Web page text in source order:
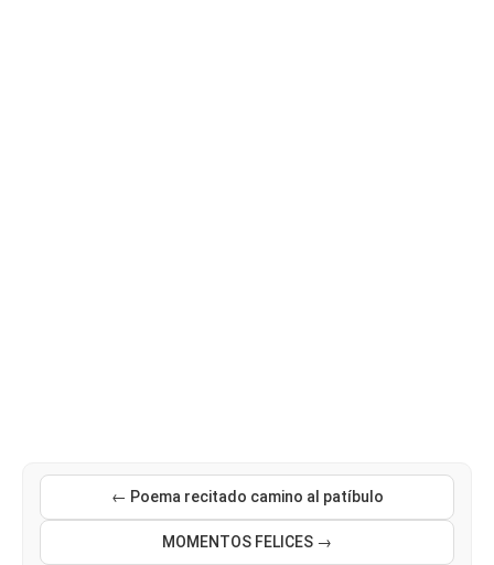
← Poema recitado camino al patíbulo
MOMENTOS FELICES →